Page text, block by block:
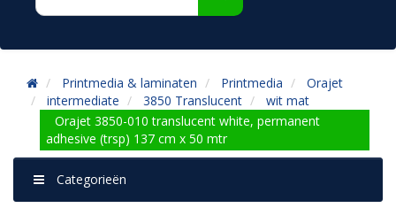
Printmedia & laminaten Printmedia
Orajet
intermediate
3850 Translucent
wit mat
Orajet 3850-010 translucent white, permanent
adhesive (trsp) 137 cm x 50 mtr
Categorieën